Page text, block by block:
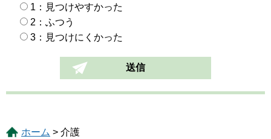
1：見つけやすかった
2：ふつう
3：見つけにくかった
ホーム > 介護